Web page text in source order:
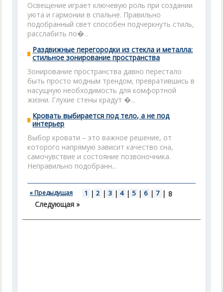
Освещение играет ключевую роль при создании
уюта и гармонии в спальне. Правильно
подобранный свет способен подчеркнуть стиль,
расслабить по�...
Раздвижные перегородки из стекла и металла:
стильное зонирование пространства
Зонирование пространства давно перестало
быть просто модным трендом, превратившись в
насущную необходимость для комфортной
жизни. Глухие стены крадут �...
Кровать выбирается под тело, а не под
интерьер
Выбор кровати – это важное решение, от
которого напрямую зависит качество сна,
самочувствие и состояние позвоночника.
Неправильно подобранн...
« Предыдущая 1 | 2 | 3 | 4 | 5 | 6 | 7 | 8
Следующая »